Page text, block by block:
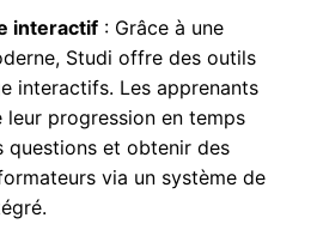
interactif: Grâce à une
Studi offre des outils
interactifs. Les apprenants
leur progression en temps
questions et obtenir des
via un système de